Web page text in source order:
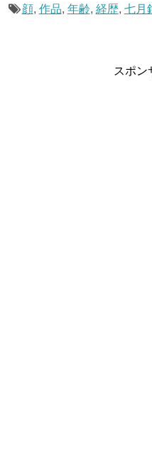
七月鏡一先生の作品経
顔, 作品, 年齢, 経歴, 七月
スポン